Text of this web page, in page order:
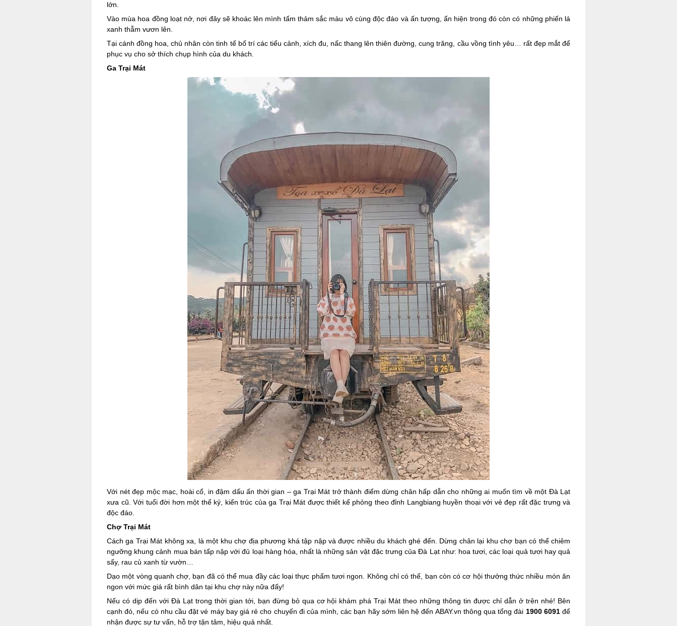
lớn.
Vào mùa hoa đồng loạt nở, nơi đây sẽ khoác lên mình tấm thảm sắc màu vô cùng độc đáo và ấn tượng, ẩn hiện trong đó còn có những phiến lá
xanh thẫm vươn lên.
Tại cánh đồng hoa, chủ nhân còn tinh tế bố trí các tiểu cảnh, xích đu, nấc thang lên thiên đường, cung trăng, cầu vồng tình yêu… rất đẹp mắt để
phục vụ cho sở thích chụp hình của du khách.
Ga Trại Mát
Với nét đẹp mộc mạc, hoài cổ, in đậm dấu ấn thời gian – ga Trại Mát trở thành điểm dừng chân hấp dẫn cho những ai muốn tìm về một Đà Lạt
xưa cũ. Với tuổi đời hơn một thế kỷ, kiến trúc của ga Trại Mát được thiết kế phỏng theo đỉnh Langbiang huyền thoại với vẻ đẹp rất đặc trưng và
độc đáo.
Chợ Trại Mát
Cách ga Trại Mát không xa, là một khu chợ địa phương khá tập nập và được nhiều du khách ghé đến. Dừng chân lại khu chợ bạn có thể chiêm
ngưỡng khung cảnh mua bán tấp nập với đủ loại hàng hóa, nhất là những sản vật đặc trưng của Đà Lạt như: hoa tươi, các loại quả tươi hay quả
sấy, rau củ xanh từ vườn…
Dạo một vòng quanh chợ, bạn đã có thể mua đầy các loại thực phẩm tươi ngon. Không chỉ có thế, bạn còn có cơ hội thưởng thức nhiều món ăn
ngon với mức giá rất bình dân tại khu chợ này nữa đấy!
Nếu có dịp đến với Đà Lạt trong thời gian tới, bạn đừng bỏ qua cơ hội khám phá Trại Mát theo những thông tin được chỉ dẫn ở trên nhé! Bên
cạnh đó, nếu có nhu cầu đặt vé máy bay giá rẻ cho chuyến đi của mình, các bạn hãy sớm liên hệ đến ABAY.vn thông qua tổng đài 1900 6091để
nhận được sự tư vấn, hỗ trợ tận tâm, hiệu quả nhất.